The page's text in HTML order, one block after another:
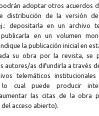
adoptar otros acuerdos
distribución de la versión
depositarla en un archivo
en un volumen
la publicación inicial en
su obra por la revista, se
autores/as difundirla a través
telemáticos
cual puede producir
las citas de la obra
del acceso abierto).